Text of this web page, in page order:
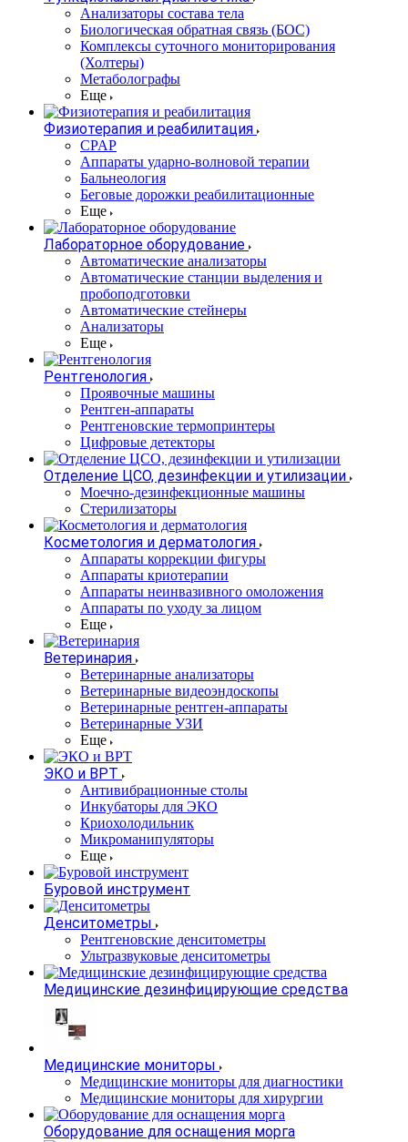
Анализаторы состава тела
Биологическая обратная связь (БОС)
Комплексы суточного мониторирования
(Холтеры)
Метаболографы
Еще
Физиотерапия и реабилитация
CPAP
Аппараты ударно-волновой терапии
Бальнеология
Беговые дорожки реабилитационные
Еще
Лабораторное оборудование
Автоматические анализаторы
Автоматические станции выделения и
пробоподготовки
Автоматические стейнеры
Анализаторы
Еще
Рентгенология
Проявочные машины
Рентген-аппараты
Рентгеновские термопринтеры
Цифровые детекторы
Отделение ЦСО, дезинфекции и утилизации
Моечно-дезинфекционные машины
Стерилизаторы
Косметология и дерматология
Аппараты коррекции фигуры
Аппараты криотерапии
Аппараты неинвазивного омоложения
Аппараты по уходу за лицом
Еще
Ветеринария
Ветеринарные анализаторы
Ветеринарные видеоэндоскопы
Ветеринарные рентген-аппараты
Ветеринарные УЗИ
Еще
ЭКО и ВРТ
Антивибрационные столы
Инкубаторы для ЭКО
Криохолодильник
Микроманипуляторы
Еще
Буровой инструмент
Денситометры
Рентгеновские денситометры
Ультразвуковые денситометры
Медицинские дезинфицирующие средства
Медицинские мониторы
Медицинские мониторы для диагностики
Медицинские мониторы для хирургии
Оборудование для оснащения морга